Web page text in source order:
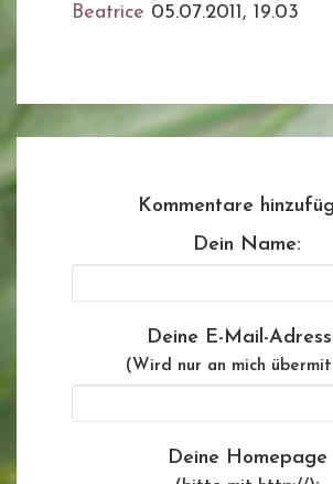
Beatrice 05.07.2011, 19.03
Kommentare
Dein Name:
Deine E-Mail-
(Wird nur an mich
Deine Homepage